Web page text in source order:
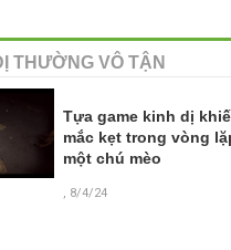
THƯỜNG VÔ TẬN
Tựa game kinh dị
mắc kẹt trong vòng
một chú mèo
, 8/4/24